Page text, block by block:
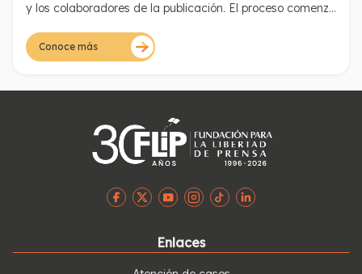
y los colaboradores de la publicación. El proceso comenzó
fotos de una modelo con el torso desnudo y de varios
personajes públicos donde se recreaba la última cena y la
de un artículo del reconocido escritor colombiano
denunciaron penalmente a todos los involucrados por
injuria y calumnia y por “daños o agravios a personas o
cosas destinadas al culto”.
Conoce más
Enlaces